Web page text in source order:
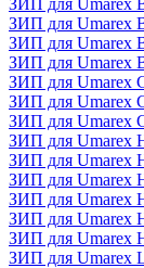
ЗИП для Umarex
ЗИП для Umarex
ЗИП для Umarex
ЗИП для Umarex
ЗИП для Umarex
ЗИП для Umarex
ЗИП для Umarex
ЗИП для Umarex
ЗИП для Umarex
ЗИП для Umarex
ЗИП для Umarex
ЗИП для Umarex
ЗИП для Umarex
ЗИП для Umarex